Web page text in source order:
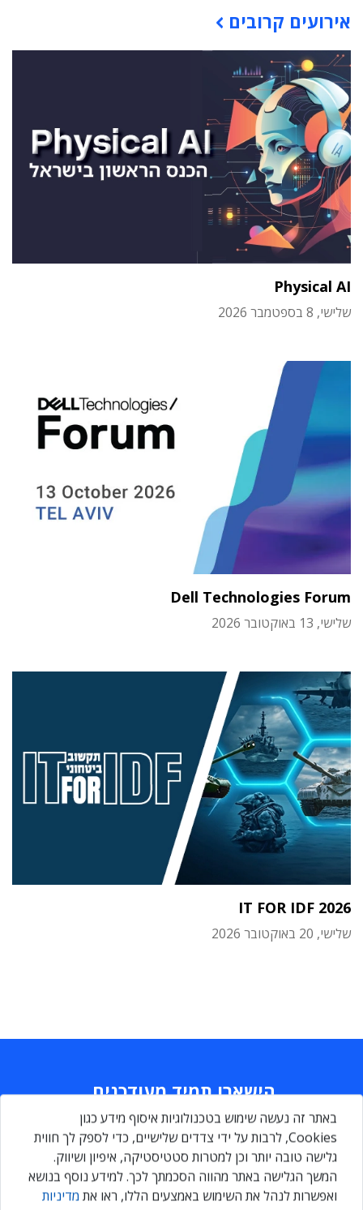
אירועים קרובים
Physical AI
שלישי, 8 בספטמבר 2026
Dell Technologies Forum
שלישי, 13 באוקטובר 2026
IT FOR IDF 2026
שלישי, 20 באוקטובר 2026
הישארו תמיד מעודכנים
Dailymaily
הירשמו עכשיו ותקבלו גם אתם ניוזלטר מקצועי יומי, המרכז את כל
באתר זה נעשה שימוש בטכנולוגיות איסוף מידע כגון
Cookies, לרבות על ידי צדדים שלישיים, כדי לספק לך חווית
גלישה טובה יותר וכן למטרות סטטיסטיקה, איפיון ושיווק.
המשך הגלישה באתר מהווה הסכמתך לכך. למידע נוסף בנושא
ואפשרות לנהל את השימוש באמצעים הללו, ראו את מדיניות